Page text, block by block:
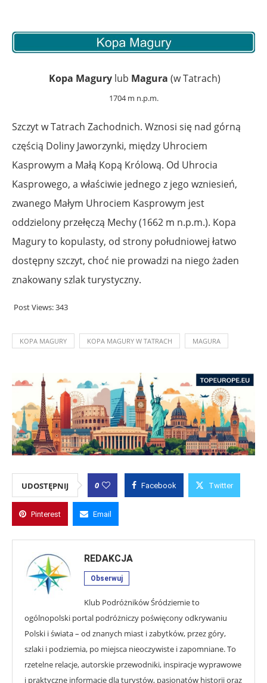
Kopa Magury lub Magura (w Tatrach)
1704 m n.p.m.
Szczyt w Tatrach Zachodnich. Wznosi się nad górną
częścią Doliny Jaworzynki, między Uhrociem
Kasprowym a Małą Kopą Królową. Od Uhrocia
Kasprowego, a właściwie jednego z jego wzniesień,
zwanego Małym Uhrociem Kasprowym jest
oddzielony przełęczą Mechy (1662 m n.p.m.). Kopa
Magury to kopulasty, od strony południowej łatwo
dostępny szczyt, choć nie prowadzi na niego żaden
znakowany szlak turystyczny.
Post Views:343
KOPA MAGURY KOPA MAGURY W TATRACH MAGURA
UDOSTĘPNIJ 0 Facebook Twitter
Pinterest Email
REDAKCJA
Obserwuj
Klub Podróżników Śródziemie to
ogólnopolski portal podróżniczy poświęcony odkrywaniu
Polski i świata – od znanych miast i zabytków, przez góry,
szlaki i podziemia, po miejsca nieoczywiste i zapomniane. To
rzetelne relacje, autorskie przewodniki, inspiracje wyprawowe
i praktyczne informacje dla turystów, pasjonatów historii oraz